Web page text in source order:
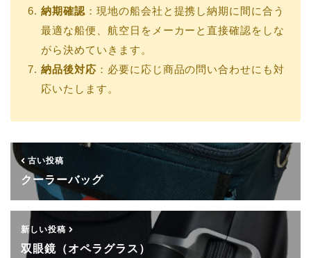
納期確認 ：現地の船会社と提携し納期に間に合う
最適な船便、航空日をメーカーと直接確認をしな
がら決めていきます。
納品後対応 ：必要に応じ商品の問い合わせにも対
応いたします。
古い投稿
クーラーバッグ
新しい投稿
双眼鏡（オペラグラス）